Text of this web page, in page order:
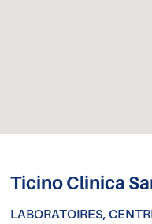
Ticino Clinica
LABORATOIRES,